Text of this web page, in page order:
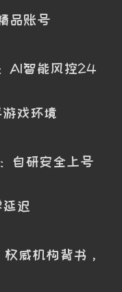
品账号
AI智能风控24
戏环境
：自研安全上号
迟
权威机构背书，